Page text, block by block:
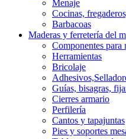
Menaje
Cocinas,
Barbacoas
Maderas y ferretería del
Componentes para
Herramientas
Bricolaje
Guías, bisagras,
Cierres armario
Perfilería
Cantos y tapajuntas
Pies y soportes